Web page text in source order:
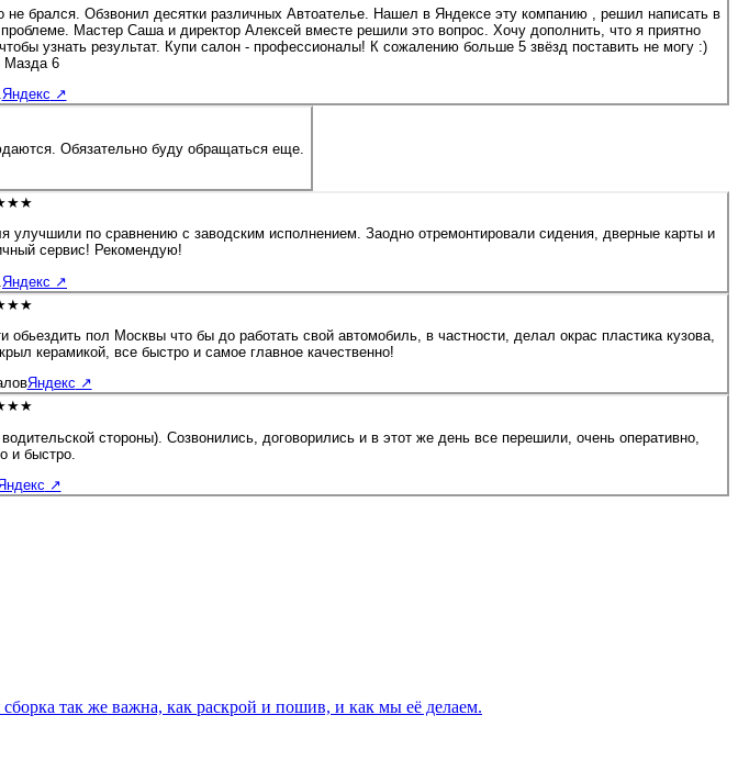
брался. Обзвонил десятки различных Автоателье. Нашел в Яндексе эту компанию , решил написать в
больше 5 звёзд поставить не могу :)
Мазда 6
Яндекс ↗
Обязательно буду обращаться еще.
по сравнению с заводским исполнением. Заодно отремонтировали сидения, дверные карты и
один день. Отличный сервис! Рекомендую!
Яндекс ↗
пол Москвы что бы до работать свой автомобиль, в частности, делал окрас пластика кузова,
керамикой, все быстро и самое главное качественно!
Яндекс ↗
стороны). Созвонились, договорились и в этот же день все перешили, очень оперативно,
и быстро.
↗
так же важна, как раскрой и пошив, и как мы её делаем.